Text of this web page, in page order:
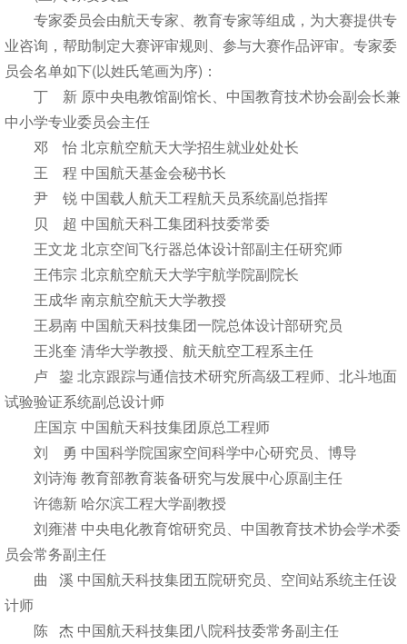
专家委员会由航天专家、教育专家等组成，为大赛提供专
业咨询，帮助制定大赛评审规则、参与大赛作品评审。专家委
员会名单如下(以姓氏笔画为序)：
丁 新 原中央电教馆副馆长、中国教育技术协会副会长兼
中小学专业委员会主任
邓 怡 北京航空航天大学招生就业处处长
王 程 中国航天基金会秘书长
尹 锐 中国载人航天工程航天员系统副总指挥
贝 超 中国航天科工集团科技委常委
王文龙 北京空间飞行器总体设计部副主任研究师
王伟宗 北京航空航天大学宇航学院副院长
王成华 南京航空航天大学教授
王易南 中国航天科技集团一院总体设计部研究员
王兆奎 清华大学教授、航天航空工程系主任
卢 鋆 北京跟踪与通信技术研究所高级工程师、北斗地面
试验验证系统副总设计师
庄国京 中国航天科技集团原总工程师
刘 勇 中国科学院国家空间科学中心研究员、博导
刘诗海 教育部教育装备研究与发展中心原副主任
许德新 哈尔滨工程大学副教授
刘雍潜 中央电化教育馆研究员、中国教育技术协会学术委
员会常务副主任
曲 溪 中国航天科技集团五院研究员、空间站系统主任设
计师
陈 杰 中国航天科技集团八院科技委常务副主任